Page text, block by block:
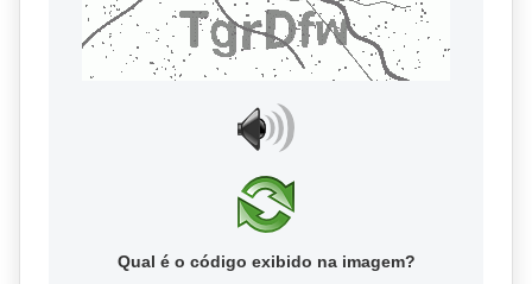
Qual é o código exibido na imagem?